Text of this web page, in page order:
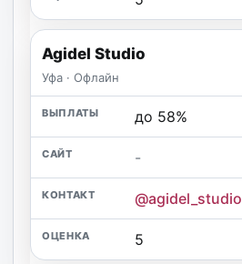
Agidel Studio
Уфа · Офлайн
до 58%
-
@agidel_studio
5